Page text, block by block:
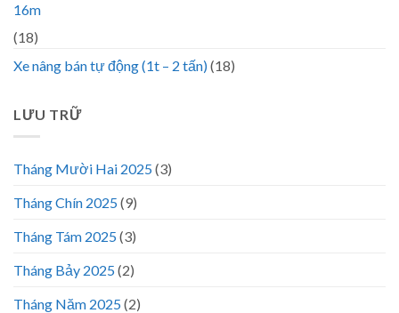
16m
(18)
Xe nâng bán tự động (1t – 2 tấn)(18)
LƯU TRỮ
Tháng Mười Hai 2025(3)
Tháng Chín 2025(9)
Tháng Tám 2025(3)
Tháng Bảy 2025(2)
Tháng Năm 2025(2)